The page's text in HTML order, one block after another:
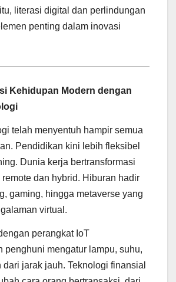
literasi digital dan perlindungan
penting dalam inovasi
Kehidupan Modern dengan
telah menyentuh hampir semua
Pendidikan kini lebih fleksibel
Dunia kerja bertransformasi
dan hybrid. Hiburan hadir
gaming, hingga metaverse yang
virtual.
perangkat IoT
penghuni mengatur lampu, suhu,
jarak jauh. Teknologi finansial